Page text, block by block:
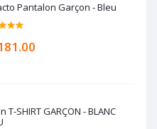
Pantalon Garçon - Bleu
T-SHIRT GARÇON - BLANC